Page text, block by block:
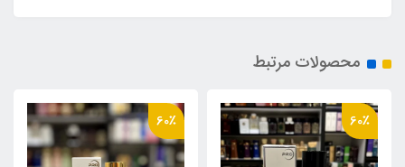
محصولات مرتبط
60٪ 60٪